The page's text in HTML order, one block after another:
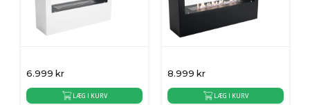
6.999 kr
LÆG I KURV
8.999 kr
LÆG I KURV